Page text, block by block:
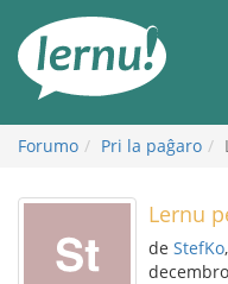
enhavo
Forumo Pri la paĝaro
Lernu
de StefKo